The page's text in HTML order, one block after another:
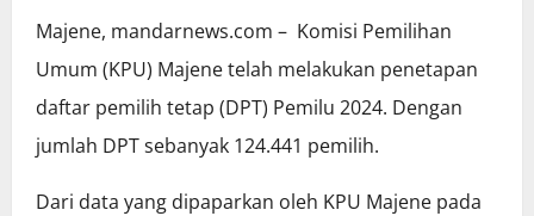
Majene, mandarnews.com – Komisi Pemilihan
Umum (KPU) Majene telah melakukan penetapan
daftar pemilih tetap (DPT) Pemilu 2024. Dengan
jumlah DPT sebanyak 124.441 pemilih.
Dari data yang dipaparkan oleh KPU Majene pada